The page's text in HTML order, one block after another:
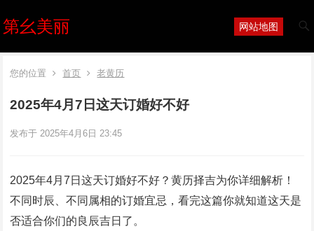
第幺美丽 网站地图
您的位置 首页 老黄历
2025年4月7日这天订婚好不好
发布于 2025年4月6日 23:45
2025年4月7日这天订婚好不好？黄历择吉为你详细解析！
不同时辰、不同属相的订婚宜忌，看完这篇你就知道这天是
否适合你们的良辰吉日了。